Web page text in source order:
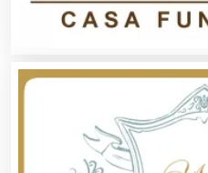
Asesoría Fiscal
Asociaciones Civiles